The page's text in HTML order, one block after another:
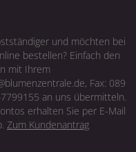
und möchten bei
bestellen? Einfach den
mit Ihrem
Fax: 089
an uns übermitteln.
erhalten Sie per E-Mail
Zum Kundenantrag